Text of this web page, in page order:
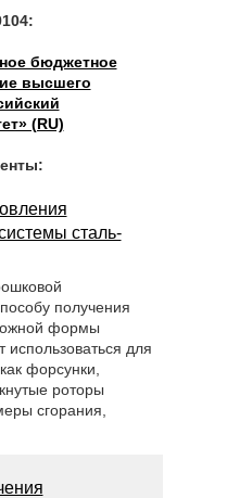
бюджетное
высшего
(RU)
сталь-
получения
формы
для
форсунки,
роторы
сгорания,